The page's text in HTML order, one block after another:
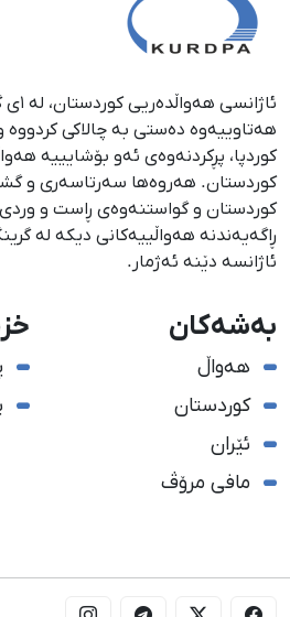
هەتاوییەوە دەستی بە چالاکی
كوردپا، پڕكردنەوەی ئەو بۆشایییە
كوردستان. هەروەها سەرتاسەری و
كوردستان و گواستنەوەی ڕاست و وردی
ڕاگەیەندنە هەواڵییەكانی دیكە لە
ئاژانسە دێنە ئەژمار.
بەشەکان
هەواڵ
کوردستان
ئێران
مافی مرۆڤ